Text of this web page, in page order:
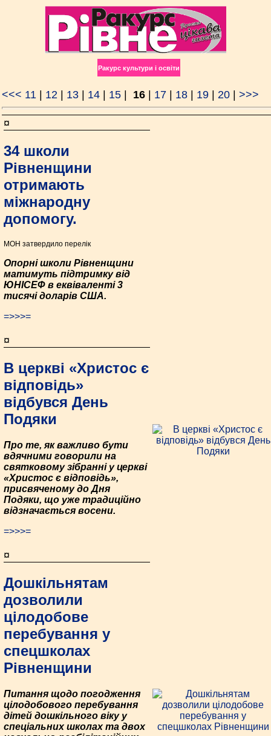
Ракурс культури і освіти
<<< 11 12 13 14 15 16 17 18 19 20 >>>
¤
34 школи
Рівненщини
отримають
міжнародну
допомогу.
МОН затвердило перелік
Опорні школи Рівненщини
матимуть підтримку від
ЮНІСЕФ в еквіваленті 3
тисячі доларів США.
=>>>=
¤
В церкві «Христос є
відповідь»
відбувся День
Подяки
Про те, як важливо бути
вдячними говорили на
святковому зібранні у церкві
«Христос є відповідь»,
присвяченому до Дня
Подяки, що уже традиційно
відзначається восени.
=>>>=
¤
Дошкільнятам
дозволили
цілодобове
перебування у
спецшколах
Рівненщини
Питання щодо погодження
цілодобового перебування
дітей дошкільного віку у
спеціальних школах та двох